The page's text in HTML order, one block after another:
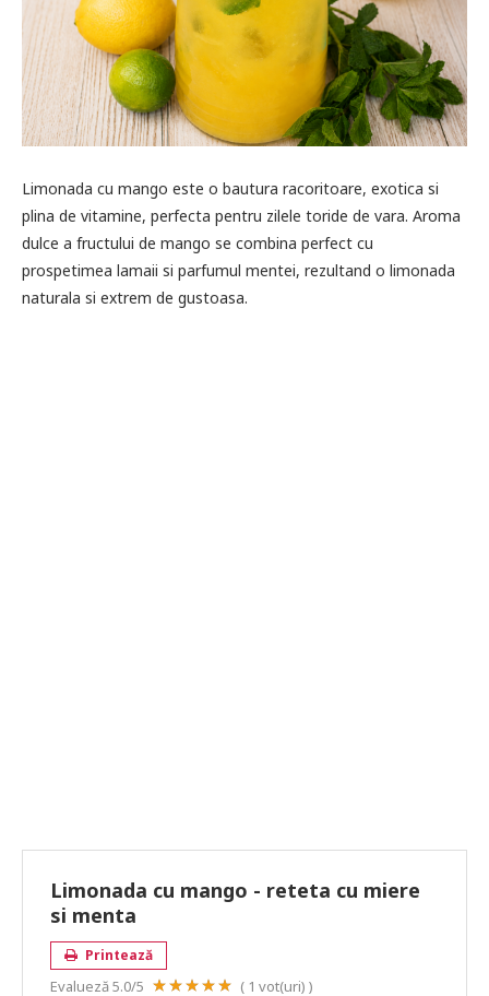
Limonada cu mango este o bautura racoritoare, exotica si
plina de vitamine, perfecta pentru zilele toride de vara. Aroma
dulce a fructului de mango se combina perfect cu
prospetimea lamaii si parfumul mentei, rezultand o limonada
naturala si extrem de gustoasa.
Limonada cu mango - reteta cu miere
si menta
Printează
Evalueză5.0/5 ( 1 vot(uri) )